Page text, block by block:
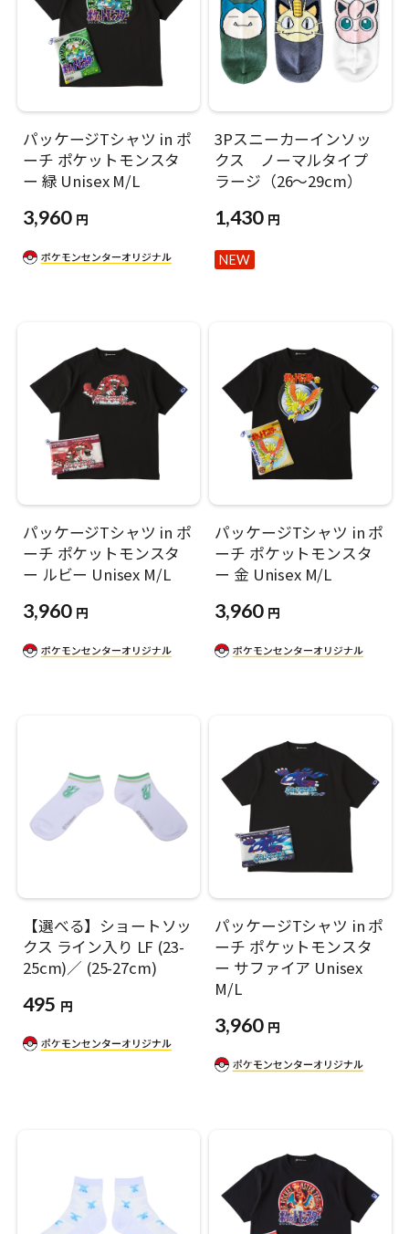
パッケージTシャツ in ポ
ーチ ポケットモンスタ
ー 緑 Unisex M/L
3,960 円
3Pスニーカーインソッ
クス ノーマルタイプ
ラージ（26〜29cm）
1,430 円
NEW
パッケージTシャツ in ポ
ーチ ポケットモンスタ
ー ルビー Unisex M/L
3,960 円
パッケージTシャツ in ポ
ーチ ポケットモンスタ
ー 金 Unisex M/L
3,960 円
【選べる】ショートソッ
クス ライン入り LF (23-
25cm)／ (25-27cm)
495 円
パッケージTシャツ in ポ
ーチ ポケットモンスタ
ー サファイア Unisex
M/L
3,960 円